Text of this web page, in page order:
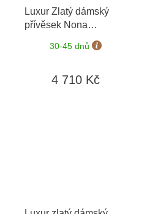
Luxur Zlatý dámský
přívěsek Nona
+ možnost
výměny do 90 dní
30-45 dnů
4 710 Kč